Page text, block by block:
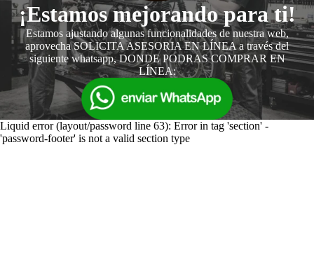
¡Estamos mejorando para ti!
Estamos ajustando algunas funcionalidades de nuestra web,
aprovecha SOLICITA ASESORIA EN LÍNEA a través del
siguiente whatsapp, DONDE PODRAS COMPRAR EN
LÍNEA:
Liquid error (layout/password line 63): Error in tag 'section' -
'password-footer' is not a valid section type